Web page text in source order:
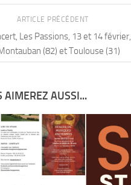
ARTICLE PRÉCÉDENT
Les Passions, 13 et 14 février,
(82) et Toulouse (31)
AIMEREZ AUSSI...